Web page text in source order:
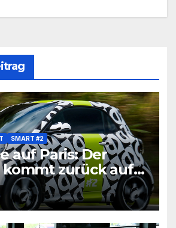
SMART #2
auf Paris: Der
zurück auf